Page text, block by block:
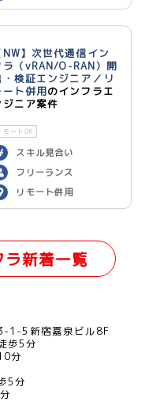
ン）
NW】次世代通信イン
ラ（vRAN/O-RAN）開
・検証エンジニア／リ
ート併用のインフラエ
ジニア案件
モートOK
スキル見合い
フリーランス
リモート併用
新着一覧
1-5新宿嘉泉ビル8F
歩5分
分
5分